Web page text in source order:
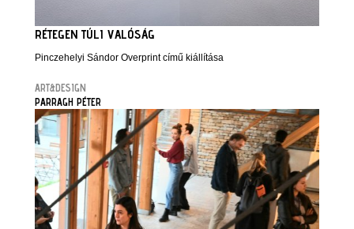
RÉTEGEN TÚLI VALÓSÁG
Pinczehelyi Sándor Overprint című kiállítása
ART&DESIGN
PARRAGH PÉTER